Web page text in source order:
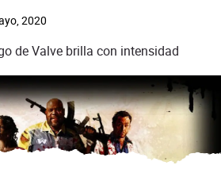
2020
de Valve brilla con intensidad